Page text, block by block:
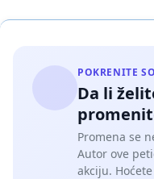
POKRENITE
Da li
Promena se
Autor ove
akciju.